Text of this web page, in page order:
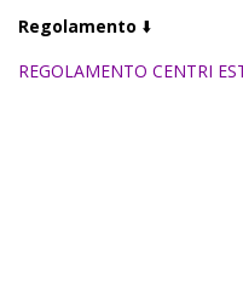
Regolamento ⬇️
REGOLAMENTO CENTRI